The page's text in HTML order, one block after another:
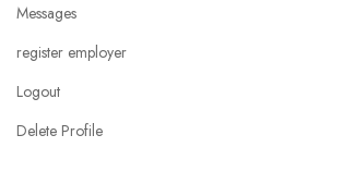
Messages
register employer
Logout
Delete Profile